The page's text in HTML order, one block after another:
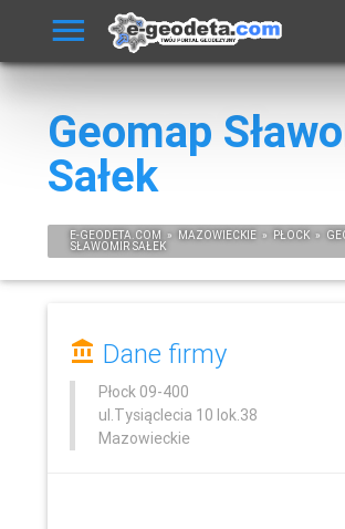
Geomap
Sałek
E-GEODETA.COM » MAZOWIECKIE » PŁOCK »
SŁAWOMIR SAŁEK
Dane firmy
Płock 09-400
ul.Tysiąclecia 10 lok.38
Mazowieckie